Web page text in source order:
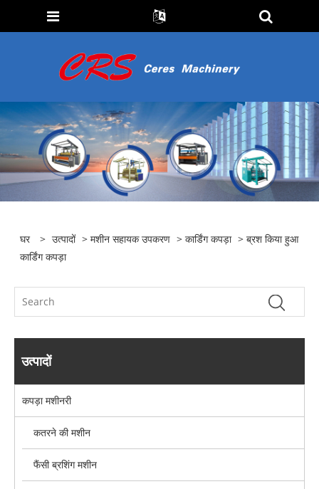
घर > उत्पादों >मशीन सहायक उपकरण >कार्डिंग कपड़ा > ब्रश किया हुआ
कार्डिंग कपड़ा
उत्पादों
कपड़ा मशीनरी
कतरने की मशीन
फैंसी ब्रशिंग मशीन